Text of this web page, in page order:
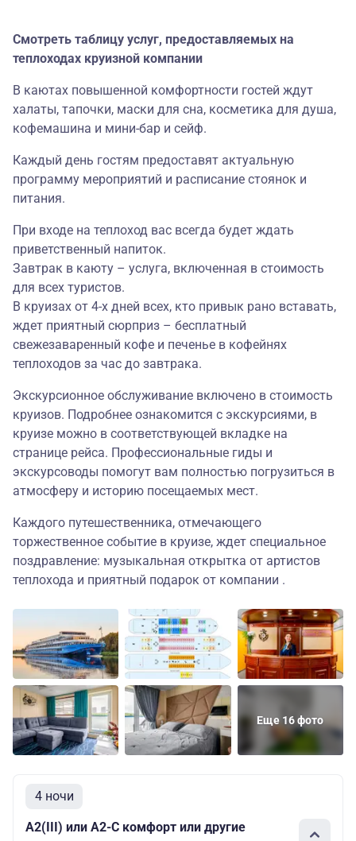
Смотреть таблицу услуг, предоставляемых на
теплоходах круизной компании
В каютах повышенной комфортности гостей ждут
халаты, тапочки, маски для сна, косметика для душа,
кофемашина и мини-бар и сейф.
Каждый день гостям предоставят актуальную
программу мероприятий и расписание стоянок и
питания.
При входе на теплоход вас всегда будет ждать
приветственный напиток.
Завтрак в каюту – услуга, включенная в стоимость
для всех туристов.
В круизах от 4-х дней всех, кто привык рано вставать,
ждет приятный сюрприз – бесплатный
свежезаваренный кофе и печенье в кофейнях
теплоходов за час до завтрака.
Экскурсионное обслуживание включено в стоимость
круизов. Подробнее ознакомится с экскурсиями, в
круизе можно в соответствующей вкладке на
странице рейса. Профессиональные гиды и
экскурсоводы помогут вам полностью погрузиться в
атмосферу и историю посещаемых мест.
Каждого путешественника, отмечающего
торжественное событие в круизе, ждет специальное
поздравление: музыкальная открытка от артистов
теплохода и приятный подарок от компании .
Еще 16 фото
4 ночи
А2(III) или А2-С комфорт или другие